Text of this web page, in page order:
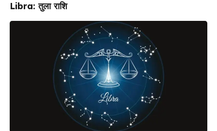
Libra: तुला राशि